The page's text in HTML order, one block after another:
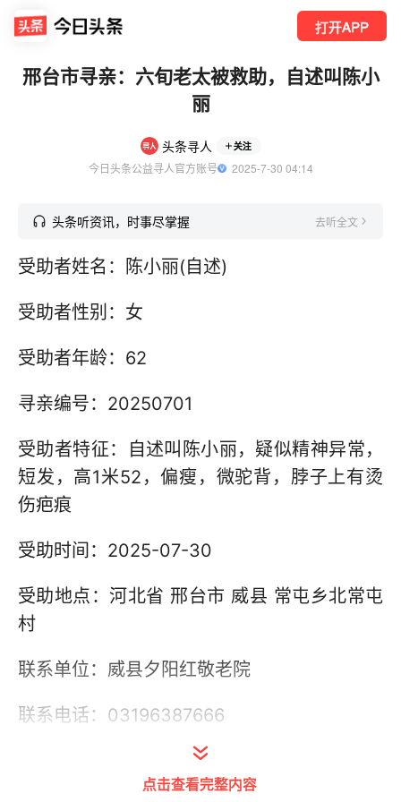
打开APP
邢台市寻亲：六旬老太被救助，自述叫陈小
丽
头条寻人 关注
今日头条公益寻人官方账号
  2025-7-30 04:14
头条听资讯，时事尽掌握 去听全文
受助者姓名：陈小丽(自述)
受助者性别：女
受助者年龄：62
寻亲编号：20250701
受助者特征：自述叫陈小丽，疑似精神异常，
短发，高1米52，偏瘦，微驼背，脖子上有烫
伤疤痕
受助时间：2025-07-30
受助地点：河北省 邢台市 威县 常屯乡北常屯
村
联系单位：威县夕阳红敬老院
联系电话：03196387666
其他信息：无法说清家庭地址等信息，约1993
年流浪到河北省邢台市威县常屯乡北常屯村,此
点击查看完整内容